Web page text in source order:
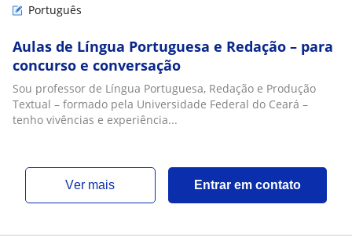
Português
Aulas de Língua Portuguesa e Redação – para
concurso e conversação
Sou professor de Língua Portuguesa, Redação e Produção
Textual – formado pela Universidade Federal do Ceará –
tenho vivências e experiência...
ver mais Entrar em contato